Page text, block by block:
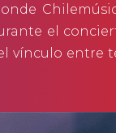
el
vínculo entre